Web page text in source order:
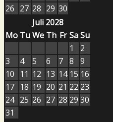
26 27 28 29 30
Juli 2028
Mo TuWe Th Fr SaSu
1
2
3
4 5 6 7 8
9
10
11 12 13 14 15 16
17 18 19 20 21 22 23
24 25 26 27 28 29 30
31